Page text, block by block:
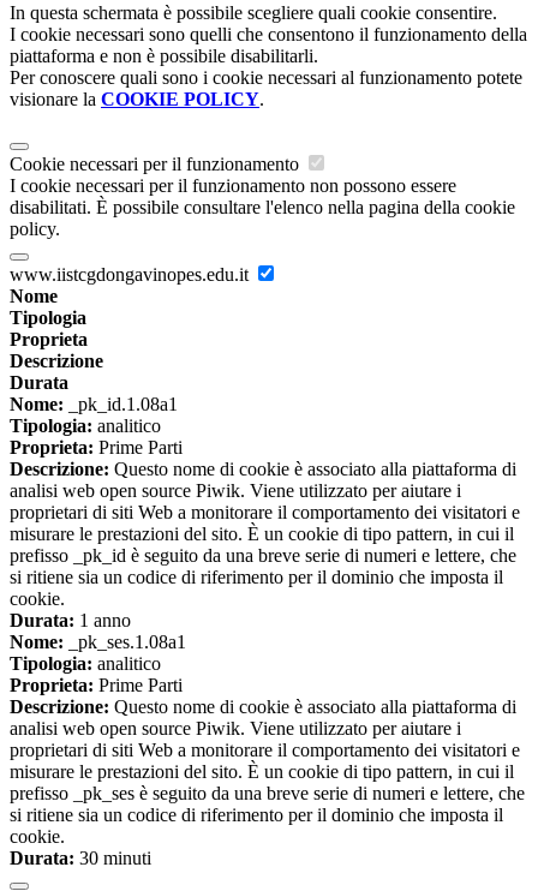
In questa schermata è possibile scegliere quali cookie consentire.
I cookie necessari sono quelli che consentono il funzionamento della
piattaforma e non è possibile disabilitarli.
Per conoscere quali sono i cookie necessari al funzionamento potete
visionare la COOKIE POLICY.
Cookie necessari per il funzionamento
I cookie necessari per il funzionamento non possono essere
disabilitati. È possibile consultare l'elenco nella pagina della cookie
policy.
www.iistcgdongavinopes.edu.it
Nome
Tipologia
Proprieta
Descrizione
Durata
Nome: _pk_id.1.08a1
Tipologia: analitico
Proprieta: Prime Parti
Descrizione: Questo nome di cookie è associato alla piattaforma di
analisi web open source Piwik. Viene utilizzato per aiutare i
proprietari di siti Web a monitorare il comportamento dei visitatori e
misurare le prestazioni del sito. È un cookie di tipo pattern, in cui il
prefisso _pk_id è seguito da una breve serie di numeri e lettere, che
si ritiene sia un codice di riferimento per il dominio che imposta il
cookie.
Durata: 1 anno
Nome: _pk_ses.1.08a1
Tipologia: analitico
Proprieta: Prime Parti
Descrizione: Questo nome di cookie è associato alla piattaforma di
analisi web open source Piwik. Viene utilizzato per aiutare i
proprietari di siti Web a monitorare il comportamento dei visitatori e
misurare le prestazioni del sito. È un cookie di tipo pattern, in cui il
prefisso _pk_ses è seguito da una breve serie di numeri e lettere, che
si ritiene sia un codice di riferimento per il dominio che imposta il
cookie.
Durata: 30 minuti